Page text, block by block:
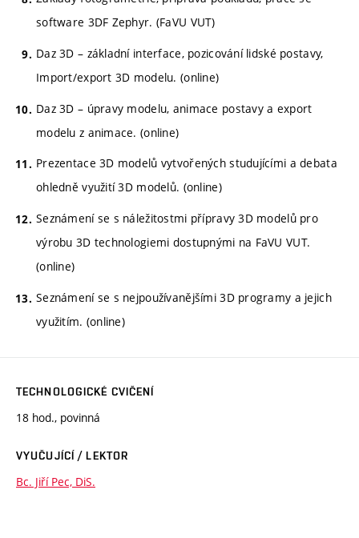
software 3DF Zephyr. (FaVU VUT)
Daz 3D – základní interface, pozicování lidské postavy,
Import/export 3D modelu. (online)
Daz 3D – úpravy modelu, animace postavy a export
modelu z animace. (online)
Prezentace 3D modelů vytvořených studujícími a debata
ohledně využití 3D modelů. (online)
Seznámení se s náležitostmi přípravy 3D modelů pro
výrobu 3D technologiemi dostupnými na FaVU VUT.
(online)
Seznámení se s nejpoužívanějšími 3D programy a jejich
využitím. (online)
TECHNOLOGICKÉ CVIČENÍ
18 hod., povinná
VYUČUJÍCÍ / LEKTOR
Bc. Jiří Pec, DiS.